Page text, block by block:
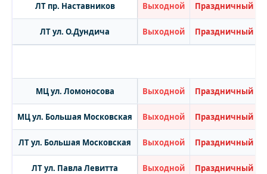
ЛТ пр. Наставников Выходной Праздничный
ЛТ ул. О.Дундича Выходной Праздничный
МЦ ул. Ломоносова Выходной Праздничный
МЦ ул. Большая Московская Выходной Праздничный
ЛТ ул. Большая Московская Выходной Праздничный
ЛТ ул. Павла Левитта Выходной Праздничный